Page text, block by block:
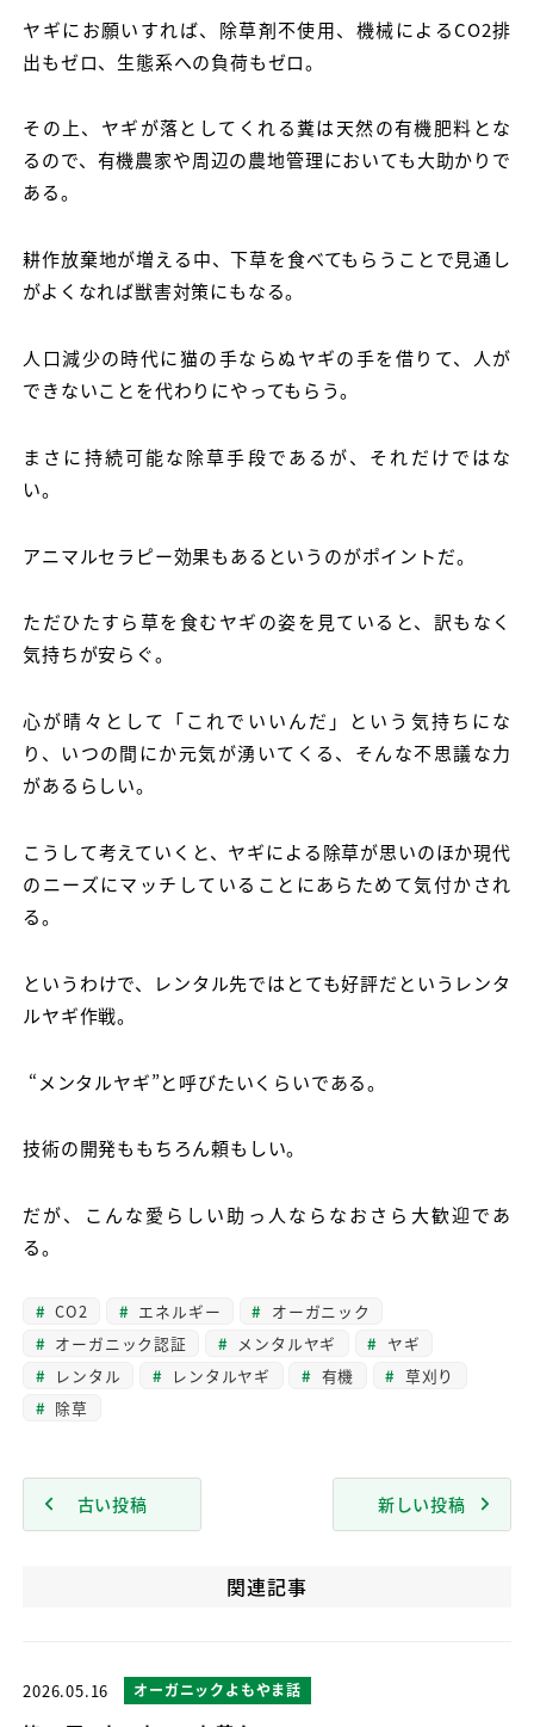
ヤギにお願いすれば、除草剤不使用、機械によるCO2排
出もゼロ、生態系への負荷もゼロ。
その上、ヤギが落としてくれる糞は天然の有機肥料とな
るので、有機農家や周辺の農地管理においても大助かりで
ある。
耕作放棄地が増える中、下草を食べてもらうことで見通し
がよくなれば獣害対策にもなる。
人口減少の時代に猫の手ならぬヤギの手を借りて、人が
できないことを代わりにやってもらう。
まさに持続可能な除草手段であるが、それだけではな
い。
アニマルセラピー効果もあるというのがポイントだ。
ただひたすら草を食むヤギの姿を見ていると、訳もなく
気持ちが安らぐ。
心が晴々として「これでいいんだ」という気持ちにな
り、いつの間にか元気が湧いてくる、そんな不思議な力
があるらしい。
こうして考えていくと、ヤギによる除草が思いのほか現代
のニーズにマッチしていることにあらためて気付かされ
る。
というわけで、レンタル先ではとても好評だというレンタ
ルヤギ作戦。
“メンタルヤギ”と呼びたいくらいである。
技術の開発ももちろん頼もしい。
だが、こんな愛らしい助っ人ならなおさら大歓迎であ
る。
CO2 エネルギー
オーガニック
オーガニック認証
メンタルヤギ
ヤギ
レンタル
レンタルヤギ 有機
草刈り
除草
古い投稿 新しい投稿
関連記事
2026.05.16 オーガニックよもやま話